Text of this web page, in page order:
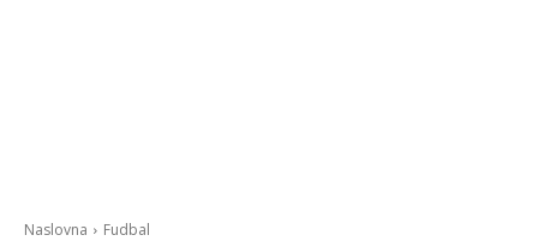
Naslovna Fudbal